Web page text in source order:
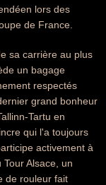
lors des
de France.
sa carrière au plus
un bagage
respectés
grand bonheur
Tartu en
qui l'a toujours
activement à
Alsace, un
de rouleur fait